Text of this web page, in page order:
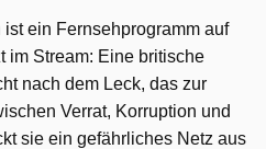
ist ein Fernsehprogramm auf
im Stream: Eine britische
nach dem Leck, das zur
Verrat, Korruption und
sie ein gefährliches Netz aus